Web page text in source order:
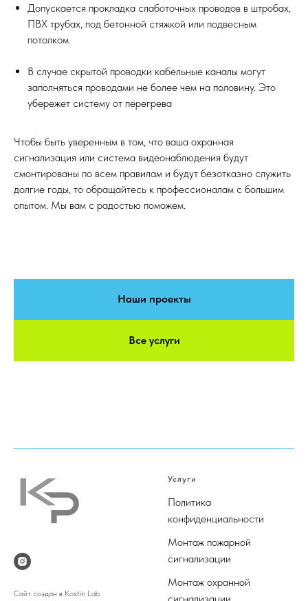
Допускается прокладка слаботочных проводов в штробах,
ПВХ трубах, под бетонной стяжкой или подвесным
потолком.
В случае скрытой проводки кабельные каналы могут
заполняться проводами не более чем на половину. Это
убережет систему от перегрева
Чтобы быть уверенным в том, что ваша охранная
сигнализация или система видеонаблюдения будут
смонтированы по всем правилам и будут безотказно служить
долгие годы, то обращайтесь к профессионалам с большим
опытом. Мы вам с радостью поможем.
Наши проекты
Все услуги
Сайт создан в Kostin Lab
Услуги
Политика
конфиденциальности
Монтаж пожарной
сигнализации
Монтаж охранной